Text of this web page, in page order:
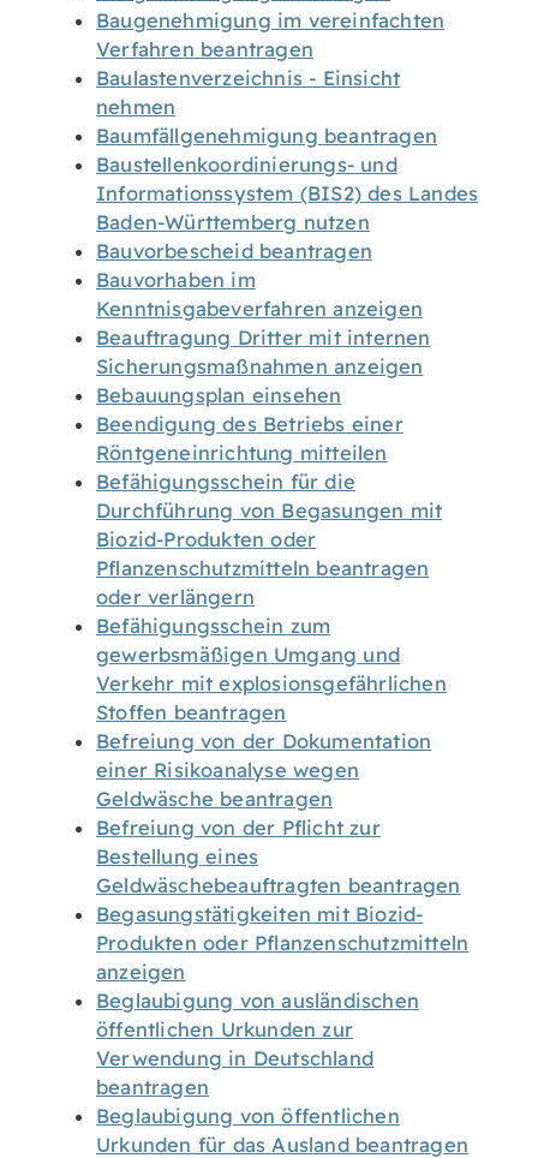
Baugenehmigung im vereinfachten
Verfahren beantragen
Baulastenverzeichnis - Einsicht
nehmen
Baumfällgenehmigung beantragen
Baustellenkoordinierungs- und
Informationssystem (BIS2) des Landes
Baden-Württemberg nutzen
Bauvorbescheid beantragen
Bauvorhaben im
Kenntnisgabeverfahren anzeigen
Beauftragung Dritter mit internen
Sicherungsmaßnahmen anzeigen
Bebauungsplan einsehen
Beendigung des Betriebs einer
Röntgeneinrichtung mitteilen
Befähigungsschein für die
Durchführung von Begasungen mit
Biozid-Produkten oder
Pflanzenschutzmitteln beantragen
oder verlängern
Befähigungsschein zum
gewerbsmäßigen Umgang und
Verkehr mit explosionsgefährlichen
Stoffen beantragen
Befreiung von der Dokumentation
einer Risikoanalyse wegen
Geldwäsche beantragen
Befreiung von der Pflicht zur
Bestellung eines
Geldwäschebeauftragten beantragen
Begasungstätigkeiten mit Biozid-
Produkten oder Pflanzenschutzmitteln
anzeigen
Beglaubigung von ausländischen
öffentlichen Urkunden zur
Verwendung in Deutschland
beantragen
Beglaubigung von öffentlichen
Urkunden für das Ausland beantragen